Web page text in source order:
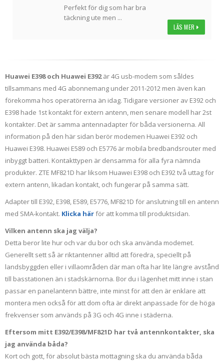
Perfekt för dig som har bra
täckning ute men ...
LÄS MER
Huawei E398 och Huawei E392är 4G usb-modem som såldes
tillsammans med 4G abonnemang under 2011-2012 men även kan
förekomma hos operatörerna än idag. Tidigare versioner av E392 och
E398 hade 1st kontakt för extern antenn, men senare modell har 2st
kontakter. Det är samma antennadapter för båda versionerna. All
information på den här sidan berör modemen Huawei E392 och
Huawei E398. Huawei E589 och E5776 är mobila bredbandsrouter med
inbyggt batteri. Kontakttypen är densamma för alla fyra nämnda
produkter. ZTE MF821D har liksom Huawei E398 och E392 två uttag för
extern antenn, likadan kontakt, och fungerar på samma sätt.
Adapter till E392, E398, E589, E5776, MF821D för anslutning till en antenn
med SMA-kontakt. Klicka härför att komma till produktsidan.
Vilken antenn ska jag välja?
Detta beror lite hur och var du bor och ska använda modemet.
Generellt sett så är riktantenner alltid att föredra, speciellt på
landsbyggden eller i villaområden där man ofta har lite längre avstånd
till basstationen än i stadskärnorna. Bor du i lägenhet mitt inne i stan
passar en panelantenn bättre, inte minst för att den är enklare att
montera men också för att dom ofta är direkt anpassade för de höga
frekvenser som används på 3G och 4G inne i städerna.
Eftersom mitt E392/E398/MF821D har två antennkontakter, ska
jag använda båda?
Kort och gott, för absolut bästa mottagning ska du använda båda